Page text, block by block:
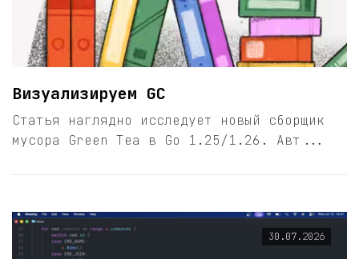
Визуализируем GC
Статья наглядно исследует новый сборщик
мусора Green Tea в Go 1.25/1.26. Авт...
30.07.2026